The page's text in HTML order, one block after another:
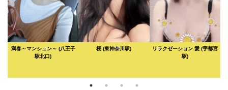
満春～マンシュン～ (八王子
駅北口)
桜(東神奈川駅) リラクゼーション 愛 (宇都宮
駅)